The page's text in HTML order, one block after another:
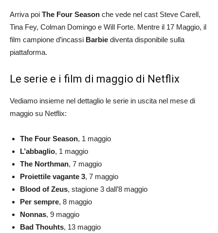
Arriva poi The Four Season che vede nel cast Steve Carell,
Tina Fey, Colman Domingo e Will Forte. Mentre il 17 Maggio, il
film campione d’incassi Barbie diventa disponibile sulla
piattaforma.
Le serie e i film di maggio di Netflix
Vediamo insieme nel dettaglio le serie in uscita nel mese di
maggio su Netflix:
The Four Season, 1 maggio
L’abbaglio, 1 maggio
The Northman, 7 maggio
Proiettile vagante 3, 7 maggio
Blood of Zeus, stagione 3 dall’8 maggio
Per sempre, 8 maggio
Nonnas, 9 maggio
Bad Thouhts, 13 maggio